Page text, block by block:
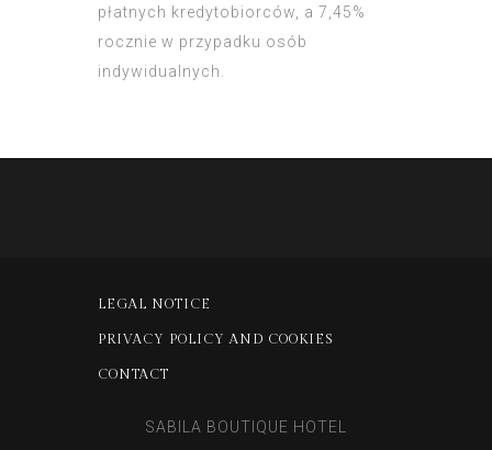
płatnych kredytobiorców, a 7,45%
rocznie w przypadku osób
indywidualnych.
LEGAL NOTICE
PRIVACY POLICY AND COOKIES
CONTACT
SABILA BOUTIQUE HOTEL